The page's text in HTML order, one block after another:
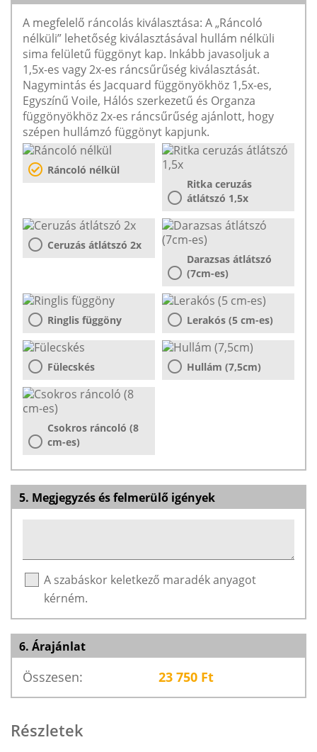
A megfelelő ráncolás kiválasztása: A „Ráncoló
nélküli” lehetőség kiválasztásával hullám nélküli
sima felületű függönyt kap. Inkább javasoljuk a
1,5x-es vagy 2x-es ráncsűrűség kiválasztását.
Nagymintás és Jacquard függönyökhöz 1,5x-es,
Egyszínű Voile, Hálós szerkezetű és Organza
függönyökhöz 2x-es ráncsűrűség ajánlott, hogy
szépen hullámzó függönyt kapjunk.
Ráncoló nélkül
Ritka ceruzás
átlátszó 1,5x
Ceruzás átlátszó 2x
Darazsas átlátszó
(7cm-es)
Ringlis függöny Lerakós (5 cm-es)
Fülecskés Hullám (7,5cm)
Csokros ráncoló (8
cm-es)
5. Megjegyzés és felmerülő igények
A szabáskor keletkező maradék anyagot
kérném.
6. Árajánlat
Összesen: 23 750 Ft
Részletek